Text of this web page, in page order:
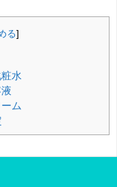
る]
水
ム